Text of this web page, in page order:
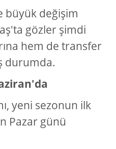
büyük değişim
gözler şimdi
hem de transfer
durumda.
yeni sezonun ilk
Pazar günü